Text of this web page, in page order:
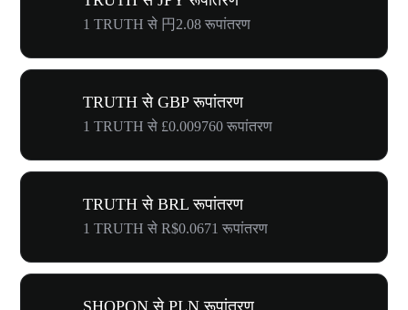
1 TRUTH से 円2.08 रूपांतरण
TRUTH से GBP रूपांतरण
1 TRUTH से £0.009760 रूपांतरण
TRUTH से BRL रूपांतरण
1 TRUTH से R$0.0671 रूपांतरण
SHOPON से PLN रूपांतरण